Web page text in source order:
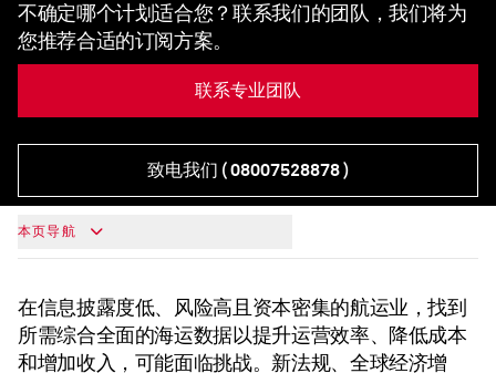
不确定哪个计划适合您？联系我们的团队，我们将为
您推荐合适的订阅方案。
联系专业团队
致电我们 ( 08007528878 )
本页导航
在信息披露度低、风险高且资本密集的航运业，找到
所需综合全面的海运数据以提升运营效率、降低成本
和增加收入，可能面临挑战。新法规、全球经济增